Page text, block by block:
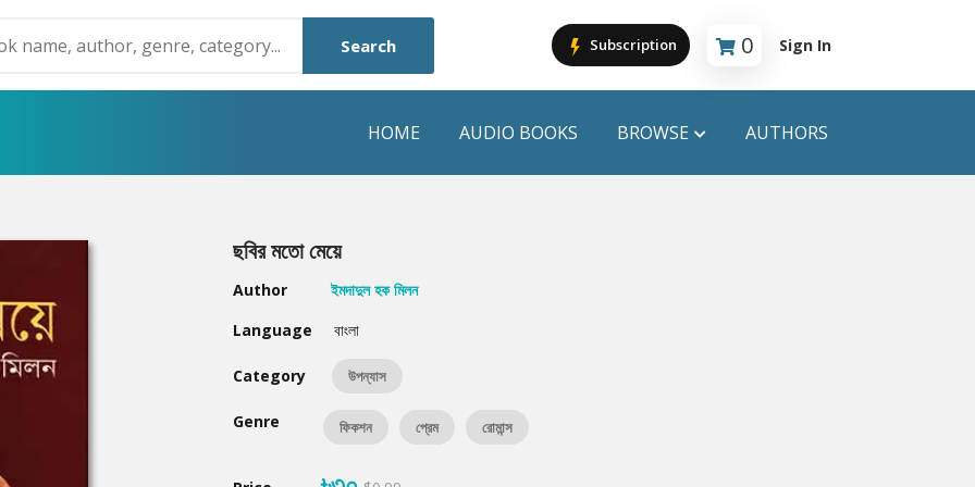
Search Subscription 0
Cart is empty
Sign In
HOME AUDIO BOOKS BROWSE
Humayun Ahmed
Mouri Morium
Hot & New
AUTHORS
ছবির মতো মেয়ে
Author
ইমদাদুল হক মিলন
Language
বাংলা
Category উপন্যাস
Genre ফিকশন প্রেম রোমান্স